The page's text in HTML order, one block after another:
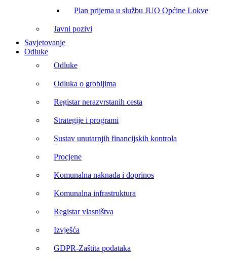
Plan prijema u službu JUO Općine Lokve
Javni pozivi
Savjetovanje
Odluke
Odluke
Odluka o grobljima
Registar nerazvrstanih cesta
Strategije i programi
Sustav unutarnjih financijskih kontrola
Procjene
Komunalna naknada i doprinos
Komunalna infrastruktura
Registar vlasništva
Izvješća
GDPR-Zaštita podataka